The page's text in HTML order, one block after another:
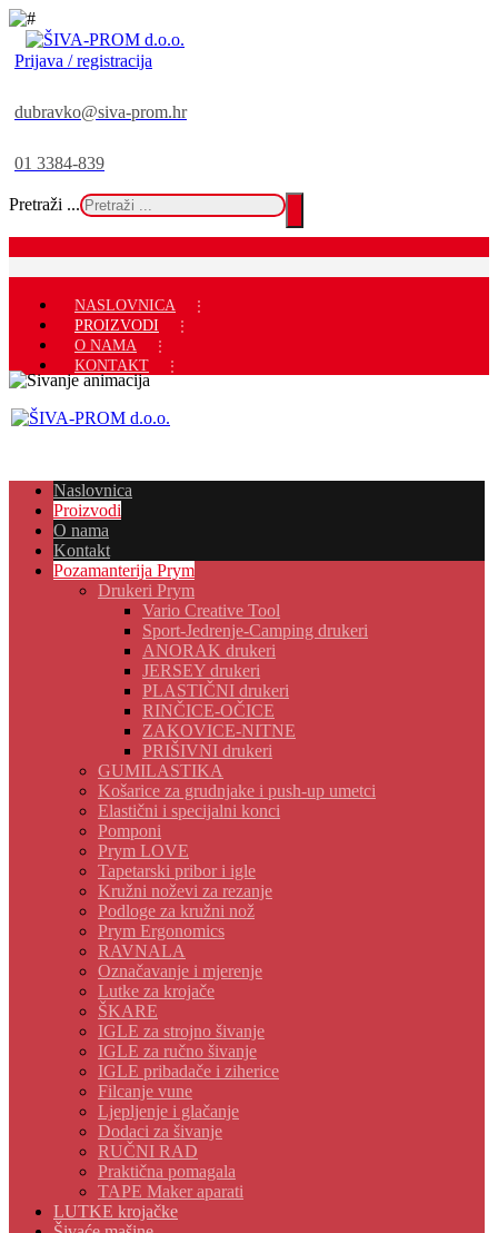
Prijava / registracija
dubravko@siva-prom.hr
01 3384-839
Pretraži ...
NASLOVNICA
PROIZVODI
O NAMA
KONTAKT
Naslovnica
Proizvodi
O nama
Kontakt
Pozamanterija Prym
Drukeri Prym
Vario Creative Tool
Sport-Jedrenje-Camping drukeri
ANORAK drukeri
JERSEY drukeri
PLASTIČNI drukeri
RINČICE-OČICE
ZAKOVICE-NITNE
PRIŠIVNI drukeri
GUMILASTIKA
Košarice za grudnjake i push-up umetci
Elastični i specijalni konci
Pomponi
Prym LOVE
Tapetarski pribor i igle
Kružni noževi za rezanje
Podloge za kružni nož
Prym Ergonomics
RAVNALA
Označavanje i mjerenje
Lutke za krojače
ŠKARE
IGLE za strojno šivanje
IGLE za ručno šivanje
IGLE pribadače i ziherice
Filcanje vune
Ljepljenje i glačanje
Dodaci za šivanje
RUČNI RAD
Praktična pomagala
TAPE Maker aparati
LUTKE krojačke